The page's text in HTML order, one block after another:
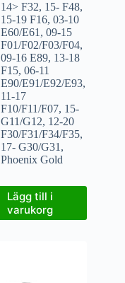
14> F32, 15- F48,
15-19 F16,03-10
E60/E61 ,09-15
F01/F02/F03/F04,
09-16 E89, 13-18
F15,06-11
E90/E91/E92/E93,
11-17
F10/F11/F07, 15-
G11/G12, 12-20
F30/F31/F34/F35,
17- G30/G31 ,
Phoenix Gold
Lägg till i
varukorg